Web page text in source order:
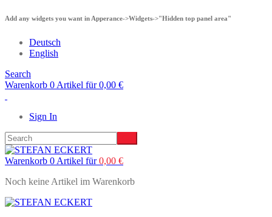
Add any widgets you want in Apperance->Widgets->"Hidden top panel area"
Deutsch
English
Search
Warenkorb 0 Artikel für0,00 €
Sign In
Warenkorb 0 Artikel für0,00 €
Noch keine Artikel im Warenkorb